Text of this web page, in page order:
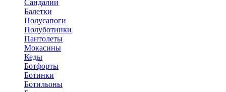
Сандалии
Балетки
Полусапоги
Полуботинки
Пантолеты
Мокасины
Кеды
Ботфорты
Ботинки
Ботильоны